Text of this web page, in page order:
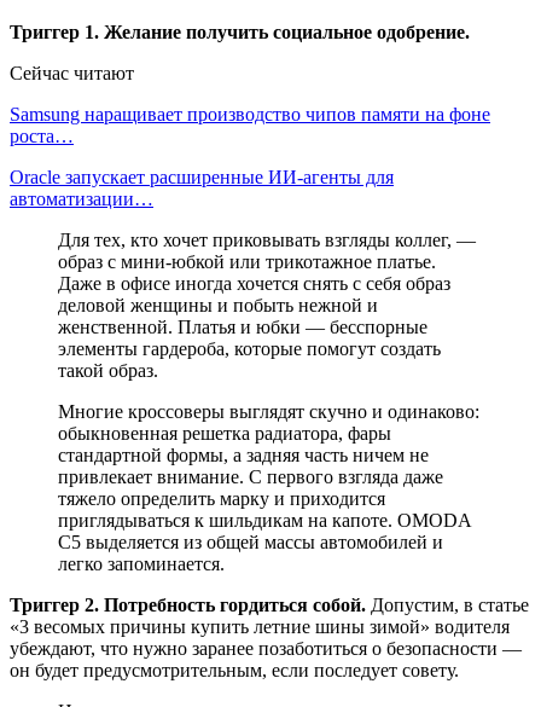
Триггер 1. Желание получить социальное одобрение.
Сейчас читают
Samsung наращивает производство чипов памяти на фоне
роста…
Oracle запускает расширенные ИИ‑агенты для
автоматизации…
Для тех, кто хочет приковывать взгляды коллег, —
образ с мини-юбкой или трикотажное платье.
Даже в офисе иногда хочется снять с себя образ
деловой женщины и побыть нежной и
женственной. Платья и юбки — бесспорные
элементы гардероба, которые помогут создать
такой образ.
Многие кроссоверы выглядят скучно и одинаково:
обыкновенная решетка радиатора, фары
стандартной формы, а задняя часть ничем не
привлекает внимание. С первого взгляда даже
тяжело определить марку и приходится
приглядываться к шильдикам на капоте. OMODA
C5 выделяется из общей массы автомобилей и
легко запоминается.
Триггер 2. Потребность гордиться собой. Допустим, в статье
«3 весомых причины купить летние шины зимой» водителя
убеждают, что нужно заранее позаботиться о безопасности —
он будет предусмотрительным, если последует совету.